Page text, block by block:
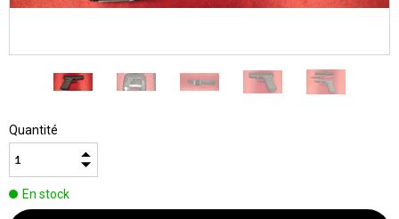
Quantité
En stock